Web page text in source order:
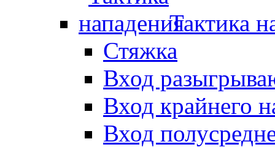
Тактика
Стяжка
Вход
Вход крайнего
Вход